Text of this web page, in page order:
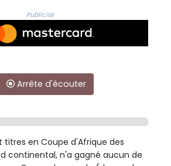
Publicité
Arrête d'écouter
titres en Coupe d'Afrique des
continental, n'a gagné aucun de